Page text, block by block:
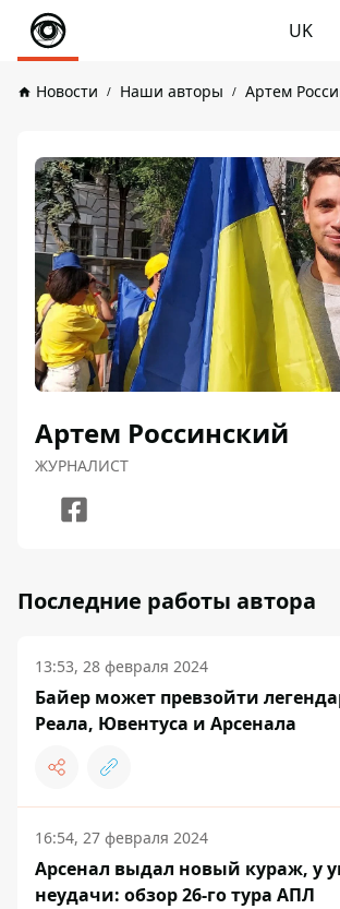
UK
Новости Наши авторы Артем
Артем Россинский
ЖУРНАЛИСТ
Последние работы автора
13:53, 28 февраля 2024
Байер может превзойти
Реала, Ювентуса и Арсенала
16:54, 27 февраля 2024
Арсенал выдал новый кураж, у
неудачи: обзор 26-го тура АПЛ